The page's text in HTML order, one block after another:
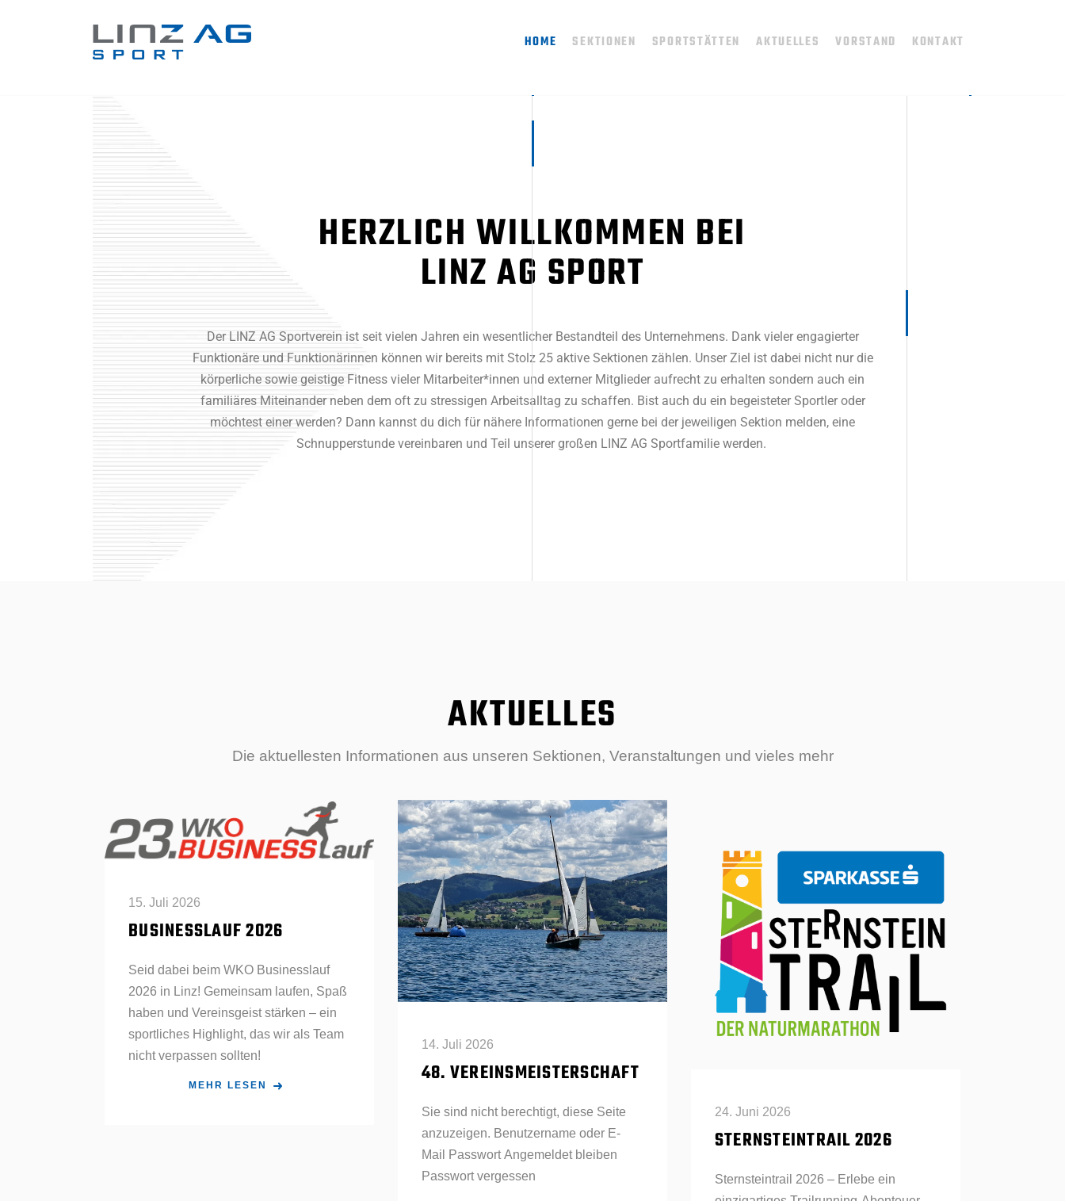
HOME SEKTIONEN SPORTSTÄTTEN AKTUELLES VORSTAND KONTAKT
HERZLICH WILLKOMMEN BEI
LINZ AG SPORT
Der LINZ AG Sportverein ist seit vielen Jahren ein wesentlicher Bestandteil des Unternehmens. Dank vieler engagierter
Funktionäre und Funktionärinnen können wir bereits mit Stolz 25 aktive Sektionen zählen. Unser Ziel ist dabei nicht nur die
körperliche sowie geistige Fitness vieler Mitarbeiter*innen und externer Mitglieder aufrecht zu erhalten sondern auch ein
familiäres Miteinander neben dem oft zu stressigen Arbeitsalltag zu schaffen. Bist auch du ein begeisteter Sportler oder
möchtest einer werden? Dann kannst du dich für nähere Informationen gerne bei der jeweiligen Sektion melden, eine
Schnupperstunde vereinbaren und Teil unserer großen LINZ AG Sportfamilie werden.
AKTUELLES
Die aktuellesten Informationen aus unseren Sektionen, Veranstaltungen und vieles mehr
15. Juli 2026
BUSINESSLAUF 2026
Seid dabei beim WKO Businesslauf
2026 in Linz! Gemeinsam laufen, Spaß
haben und Vereinsgeist stärken – ein
sportliches Highlight, das wir als Team
nicht verpassen sollten!
MEHR LESEN
14. Juli 2026
48. VEREINSMEISTERSCHAFT
Sie sind nicht berechtigt, diese Seite
anzuzeigen. Benutzername oder E-
Mail Passwort Angemeldet bleiben
Passwort vergessen
24. Juni 2026
STERNSTEINTRAIL 2026
Sternsteintrail 2026 – Erlebe ein